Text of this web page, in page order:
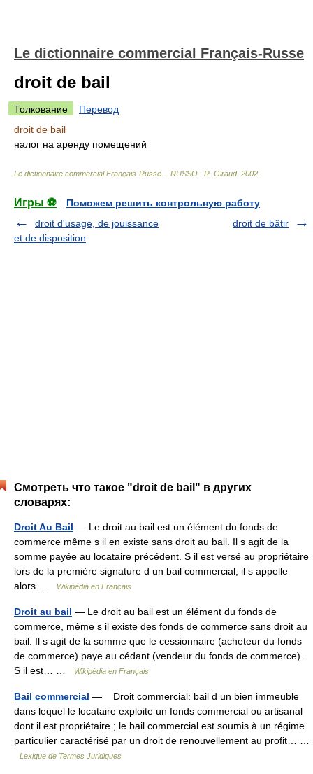
Le dictionnaire commercial Français-Russe
droit de bail
Толкование
Перевод
droit de bail
налог на аренду помещений
Le dictionnaire commercial Français-Russe. - RUSSO R. Giraud. 2002
Игры ⚽
Поможем решить контрольную работу
droit d'usage, de jouissance
et de disposition
droit de bâtir
Смотреть что такое "droit de bail" в других
словарях:
Droit Au Bail — Le droit au bail est un élément du fonds de
commerce même s il en existe sans droit au bail. Il s agit de la
somme payée au locataire précédent. S il est versé au propriétaire
lors de la première signature d un bail commercial, il s appelle
alors …
Wikipédia en Français
Droit au bail — Le droit au bail est un élément du fonds de
commerce, même s il existe des fonds de commerce sans droit au
bail. Il s agit de la somme que le cessionnaire (acheteur du fonds
de commerce) paye au cédant (vendeur du fonds de commerce).
S il est… …
Wikipédia en Français
Bail commercial — Droit commercial: bail d un bien immeuble
dans lequel le locataire exploite un fonds commercial ou artisanal
dont il est propriétaire ; le bail commercial est soumis à un régime
particulier caractérisé par un droit de renouvellement au profit… …
Lexique de Termes Juridiques